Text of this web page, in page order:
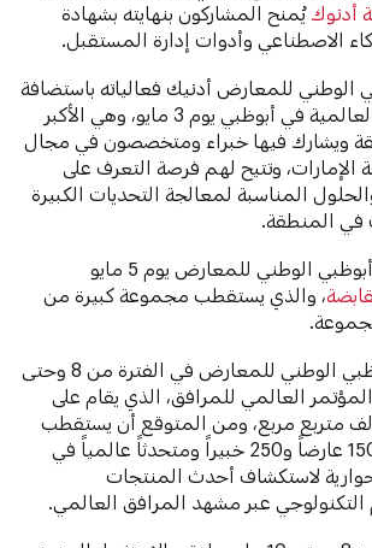
أدنوكيُمنح المشاركون بنهايته بشهادة
الاصطناعي وأدوات إدارة المستقبل.
الوطني للمعارض أدنيك فعالياته باستضافة
جولة أوراكل كلاود العالمية في أبوظبي يوم 3 مايو، وهي الأكبر
ويشارك فيها خبراء ومتخصصون في مجال
الإمارات، وتتيح لهم فرصة التعرف على
المناسبة لمعالجة التحديات الكبيرة
في المنطقة.
كما يستضيف مركز أبوظبي الوطني للمعارض يوم 5 مايو
، والذي يستقطب مجموعة كبيرة من
ويستضيف مركز أبوظبي الوطني للمعارض في الفترة من 8 وحتى
العالمي للمرافق، الذي يقام على
تتجاوز 20 ألف متربع مربع، ومن المتوقع أن يستقطب
أكثر 10 الآف زائر، و150 عارضاً و250 خبيراً ومتحدثاً عالمياً في
جلسة حوارية لاستكشاف أحدث المنتجات
التكنولوجي عبر مشهد المرافق العالمي.